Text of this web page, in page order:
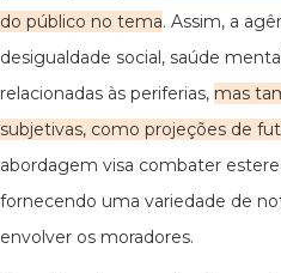
do público no tema. Assim, a
desigualdade social, saúde
relacionadas às periferias, mas
subjetivas, como projeções de
abordagem visa combater
fornecendo uma variedade de
envolver os moradores.